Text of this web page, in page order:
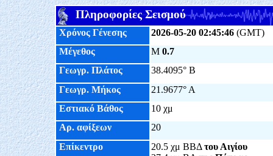
Πληροφορίες Σεισμού
Χρόνος Γένεσης 2026-05-20 02:45:46 (GMT)
Μέγεθος
M 0.7
Γεωγρ. Πλάτος
38.4095° Β
Γεωγρ. Μήκος
21.9677° Α
Εστιακό Βάθος
10 χμ
Αρ. αφίξεων
20
Επίκεντρο
20.5 χμ ΒΒΔτου Αιγίου